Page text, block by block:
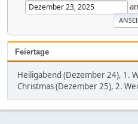
an
Feiertage
Heiligabend (Dezember 24), 1.
Christmas (Dezember 25), 2.